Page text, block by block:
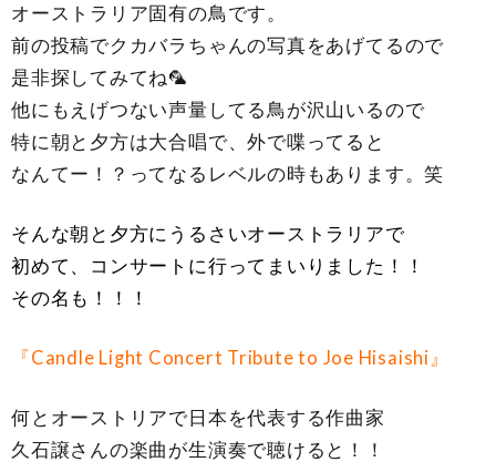
オーストラリア固有の鳥です。
前の投稿でクカバラちゃんの写真をあげてるので
是非探してみてね🦜
他にもえげつない声量してる鳥が沢山いるので
特に朝と夕方は大合唱で、外で喋ってると
なんてー！？ってなるレベルの時もあります。笑
そんな朝と夕方にうるさいオーストラリアで
初めて、コンサートに行ってまいりました！！
その名も！！！
『Candle Light Concert Tribute to Joe Hisaishi』
何とオーストリアで日本を代表する作曲家
久石譲さんの楽曲が生演奏で聴けると！！